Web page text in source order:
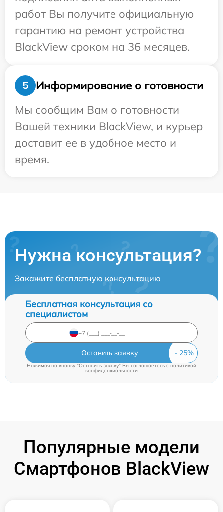
работ Вы получите официальную
гарантию на ремонт устройства
BlackView сроком на 36 месяцев.
5
Информирование о готовности
Мы сообщим Вам о готовности
Вашей техники BlackView, и курьер
доставит ее в удобное место и
время.
Нужна консультация?
Закажите бесплатную консультацию
Бесплатная консультация со
специалистом
Оставить заявку
Нажимая на кнопку "Оставить заявку" Вы соглашаетесь c политикой
конфиденциальности
Популярные модели
Смартфонов BlackView